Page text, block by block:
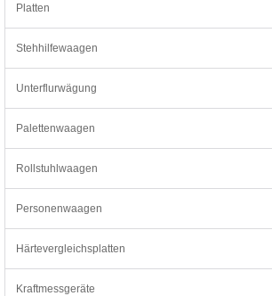
Platten
Stehhilfewaagen
Unterflurwägung
Palettenwaagen
Rollstuhlwaagen
Personenwaagen
Härtevergleichsplatten
Kraftmessgeräte